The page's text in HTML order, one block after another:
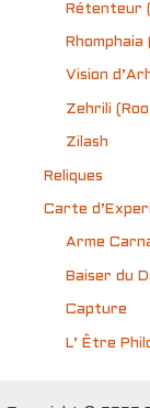
Rétenteur
Rhomphaia
Vision
Zehrili
Zilash
Reliques
Carte
Arme
Baiser du
Capture
L’ Être